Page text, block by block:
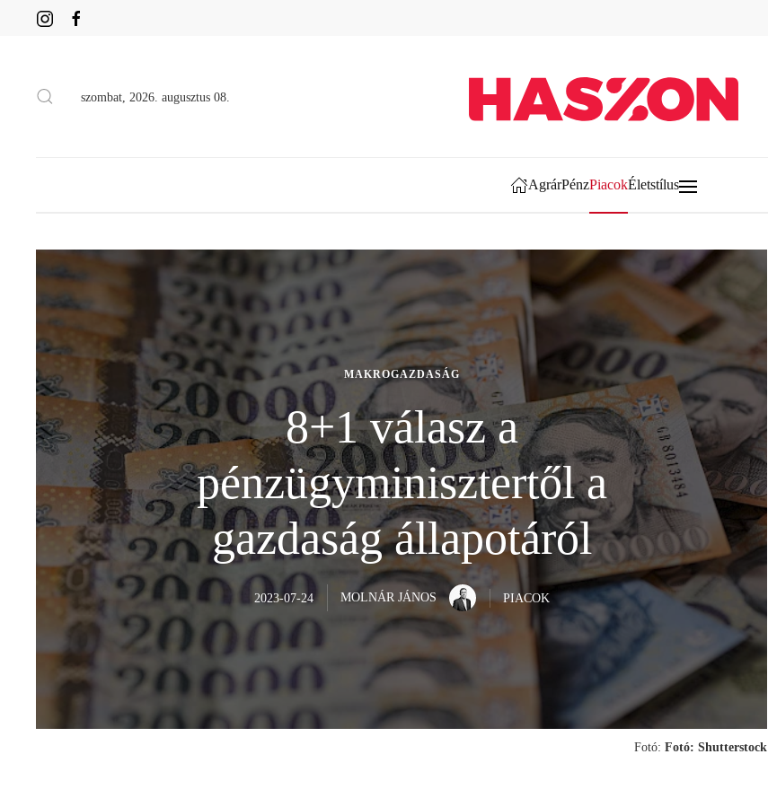
szombat, 2026. augusztus 08.
AgrárPénzPiacokÉletstílus
MAKROGAZDASÁG
8+1 válasz a
pénzügyminisztertől a
gazdaság állapotáról
2023-07-24 MOLNÁR JÁNOS PIACOK
Fotó: Fotó: Shutterstock